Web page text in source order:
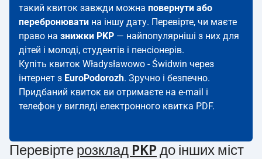
такий квиток завжди можна повернути або
перебронювати на іншу дату. Перевірте, чи маєте
право на знижки PKP — найпопулярніші з них для
дітей і молоді, студентів і пенсіонерів.
Купіть квиток Władysławowo - Świdwin через
інтернет з EuroPodorozh. Зручно і безпечно.
Придбаний квиток ви отримаєте на e-mail і
телефон у вигляді електронного квитка PDF.
Перевірте розклад PKP до інших міст